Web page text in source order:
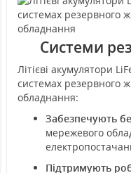
Системи
Літієві акумулятори
системах резервного
обладнання:
Забезпечують
мережевого
Підтримують